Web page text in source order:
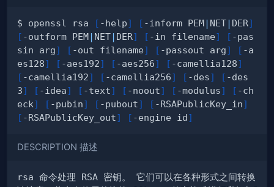
$ openssl rsa [ -help] [ -inform PEM| NET| DER]
[ -outform PEM| NET| DER] [ -in filename] [ -pas
sin arg] [ -out filename] [ -passout arg] [ -a
es128] [ -aes192] [ -aes256] [ -camellia128]
[ -camellia192] [ -camellia256] [ -des] [ -des
3] [ -idea] [ -text] [ -noout] [ -modulus] [ -ch
eck] [ -pubin] [ -pubout] [ -RSAPublicKey_in]
[ -RSAPublicKey_out] [ -engine id]
DESCRIPTION 描述